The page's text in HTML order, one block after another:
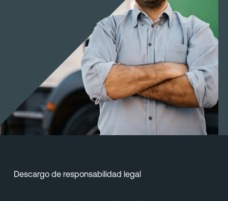
Descargo de responsabilidad legal